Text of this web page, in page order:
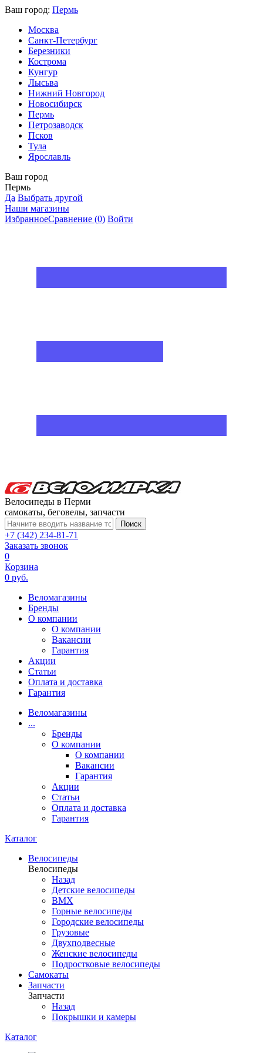
Ваш город: Пермь
Москва
Санкт-Петербург
Березники
Кострома
Кунгур
Лысьва
Нижний Новгород
Новосибирск
Пермь
Петрозаводск
Псков
Тула
Ярославль
Ваш город
Пермь
Да Выбрать другой
Наши магазины
ИзбранноеСравнение (0) Войти
Велосипеды в Перми
самокаты, беговелы, запчасти
Поиск
+7 (342) 234-81-71
Заказать звонок
0
Корзина
0 руб.
Веломагазины
Бренды
О компании
О компании
Вакансии
Гарантия
Акции
Статьи
Оплата и доставка
Гарантия
Веломагазины
...
Бренды
О компании
О компании
Вакансии
Гарантия
Акции
Статьи
Оплата и доставка
Гарантия
Каталог
Велосипеды
Велосипеды
Назад
Детские велосипеды
BMX
Горные велосипеды
Городские велосипеды
Грузовые
Двухподвесные
Женские велосипеды
Подростковые велосипеды
Самокаты
Запчасти
Запчасти
Назад
Покрышки и камеры
Каталог